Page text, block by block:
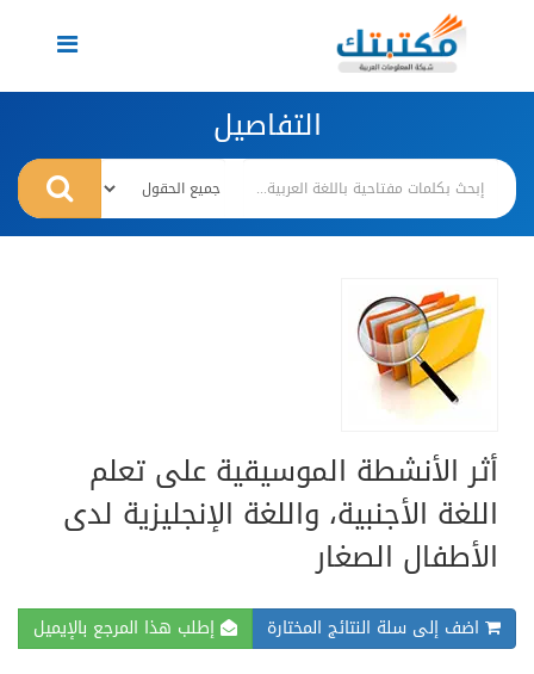
Toggle
navigation
التفاصيل
أثر الأنشطة الموسيقية على تعلم
اللغة الأجنبية، واللغة الإنجليزية لدى
الأطفال الصغار
اضف إلى سلة النتائج المختارة إطلب هذا المرجع بالإيميل